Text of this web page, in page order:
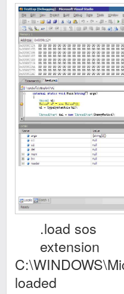
.load sos
extension
loaded